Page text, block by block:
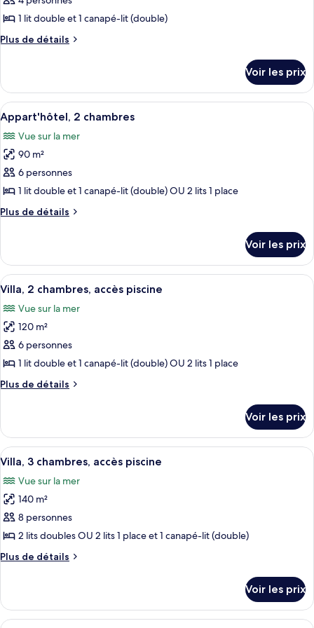
ce
type
de
Appart'hôtel,
chambre
1 lit double et 1 canapé-lit (double)
Plus de détails
Plus
le
type
de
chambre
Appart'hôtel,
chambre
Voir les prix
Afficher
toutes
les
photos
pour
ce
type
de
Appart'hôtel,
chambres
Une chambre d’hôtel avec deux
9
Appart'hôtel, 2 chambres
Vue sur la mer
90 m²
6 personnes
1 lit double et 1 canapé-lit (double) OU 2 lits 1 place
Plus de détails
Plus
le
type
de
Appart'hôtel,
2
chambres
Voir les prix
Afficher
toutes
les
photos
pour
ce
type
de
Villa,
chambres,
accès
piscine
Une chambre à coucher avec un lit,
10
Villa, 2 chambres, accès piscine
Vue sur la mer
120 m²
6 personnes
1 lit double et 1 canapé-lit (double) OU 2 lits 1 place
Plus de détails
Plus
le
type
de
Villa,
2
chambres,
accès
piscine
Voir les prix
Afficher
toutes
les
photos
pour
ce
type
de
Villa,
Un espace aménagé au bord de la
5
Villa, 3 chambres, accès piscine
Vue sur la mer
140 m²
8 personnes
2 lits doubles OU 2 lits 1 place et 1 canapé-lit (double)
Plus de détails
Plus
le
type
Voir les prix